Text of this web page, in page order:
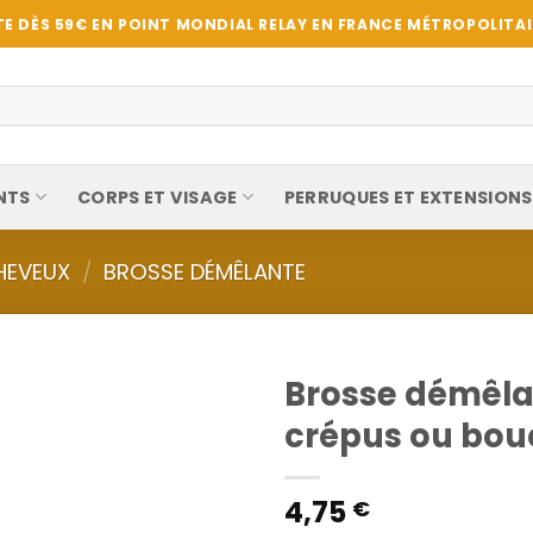
DÈS 59€ EN POINT MONDIAL RELAY EN FRANCE
CORPS ET VISAGE PERRUQUES ET EXTENSIONS
/ BROSSE DÉMÊLANTE
Brosse
crépus ou
4,75 €